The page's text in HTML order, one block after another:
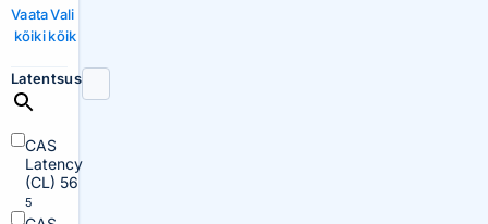
Vaata
kõiki
Vali
kõik
Latentsus
CAS
Latency
(CL) 56
5